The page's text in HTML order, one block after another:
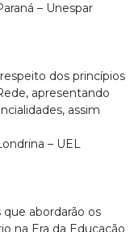
– Unespar
dos princípios
apresentando
assim
– UEL
abordarão os
na Era da Educação